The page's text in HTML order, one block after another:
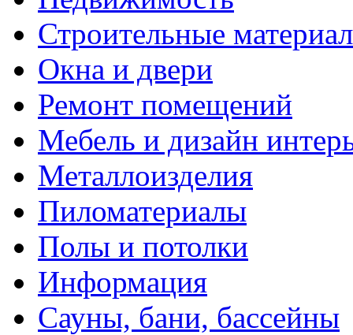
Строительные
Окна и двери
Ремонт помещений
Мебель и дизайн
Металлоизделия
Пиломатериалы
Полы и потолки
Информация
Сауны, бани, бассейны